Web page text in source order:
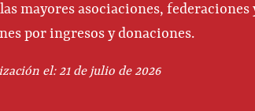
mayores asociaciones,
por ingresos y donaciones.
el: 21 de julio de 2026